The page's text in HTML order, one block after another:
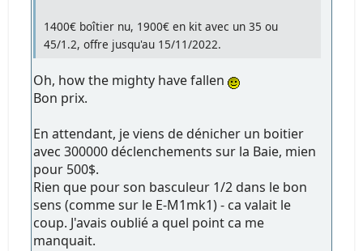
1400€ boîtier nu, 1900€ en kit avec un 35 ou
45/1.2, offre jusqu'au 15/11/2022.
Oh, how the mighty have fallen
Bon prix.
En attendant, je viens de dénicher un boitier
avec 300000 déclenchements sur la Baie, mien
pour 500$.
Rien que pour son basculeur 1/2 dans le bon
sens (comme sur le E-M1mk1) - ca valait le
coup. J'avais oublié a quel point ca me
manquait.